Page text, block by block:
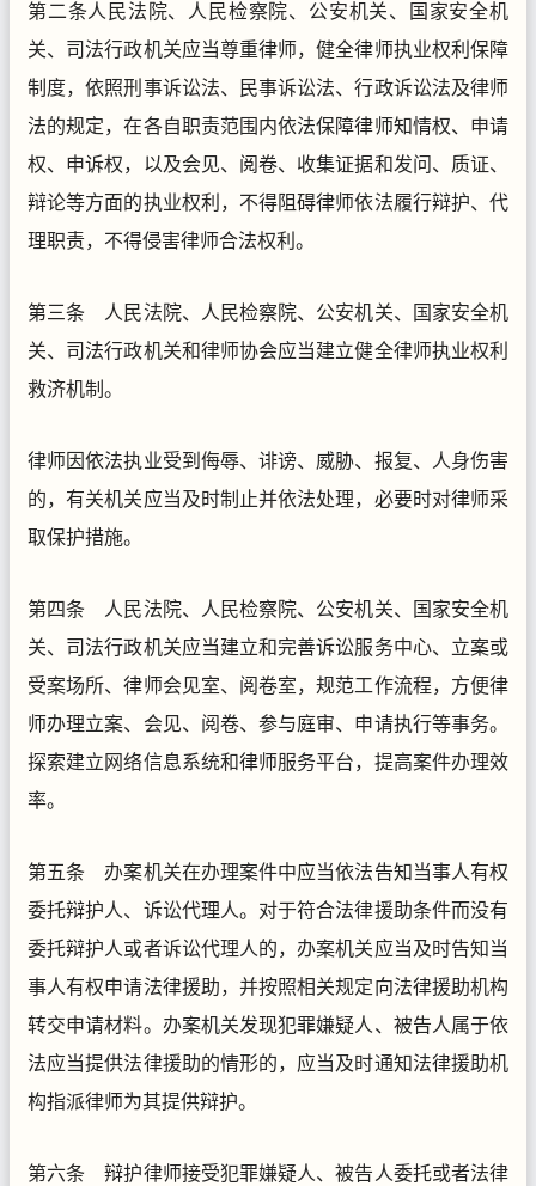
第二条人民法院、人民检察院、公安机关、国家安全机
关、司法行政机关应当尊重律师，健全律师执业权利保障
制度，依照刑事诉讼法、民事诉讼法、行政诉讼法及律师
法的规定，在各自职责范围内依法保障律师知情权、申请
权、申诉权，以及会见、阅卷、收集证据和发问、质证、
辩论等方面的执业权利，不得阻碍律师依法履行辩护、代
理职责，不得侵害律师合法权利。
第三条 人民法院、人民检察院、公安机关、国家安全机
关、司法行政机关和律师协会应当建立健全律师执业权利
救济机制。
律师因依法执业受到侮辱、诽谤、威胁、报复、人身伤害
的，有关机关应当及时制止并依法处理，必要时对律师采
取保护措施。
第四条 人民法院、人民检察院、公安机关、国家安全机
关、司法行政机关应当建立和完善诉讼服务中心、立案或
受案场所、律师会见室、阅卷室，规范工作流程，方便律
师办理立案、会见、阅卷、参与庭审、申请执行等事务。
探索建立网络信息系统和律师服务平台，提高案件办理效
率。
第五条 办案机关在办理案件中应当依法告知当事人有权
委托辩护人、诉讼代理人。对于符合法律援助条件而没有
委托辩护人或者诉讼代理人的，办案机关应当及时告知当
事人有权申请法律援助，并按照相关规定向法律援助机构
转交申请材料。办案机关发现犯罪嫌疑人、被告人属于依
法应当提供法律援助的情形的，应当及时通知法律援助机
构指派律师为其提供辩护。
第六条 辩护律师接受犯罪嫌疑人、被告人委托或者法律